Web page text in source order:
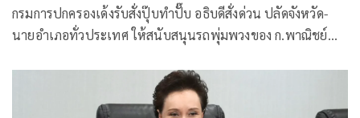
กรมการปกครองเด้งรับสั่งปุ๊บทำปั๊บ อธิบดีสั่งด่วน ปลัดจังหวัด-
นายอำเภอทั่วประเทศ ให้สนับสนุนรถพุ่มพวงของ ก.พาณิชย์
น้ำมันโวยมาตรการคุมส่งออกทำเกษตรกรเดือดร้อนรายได้ลด